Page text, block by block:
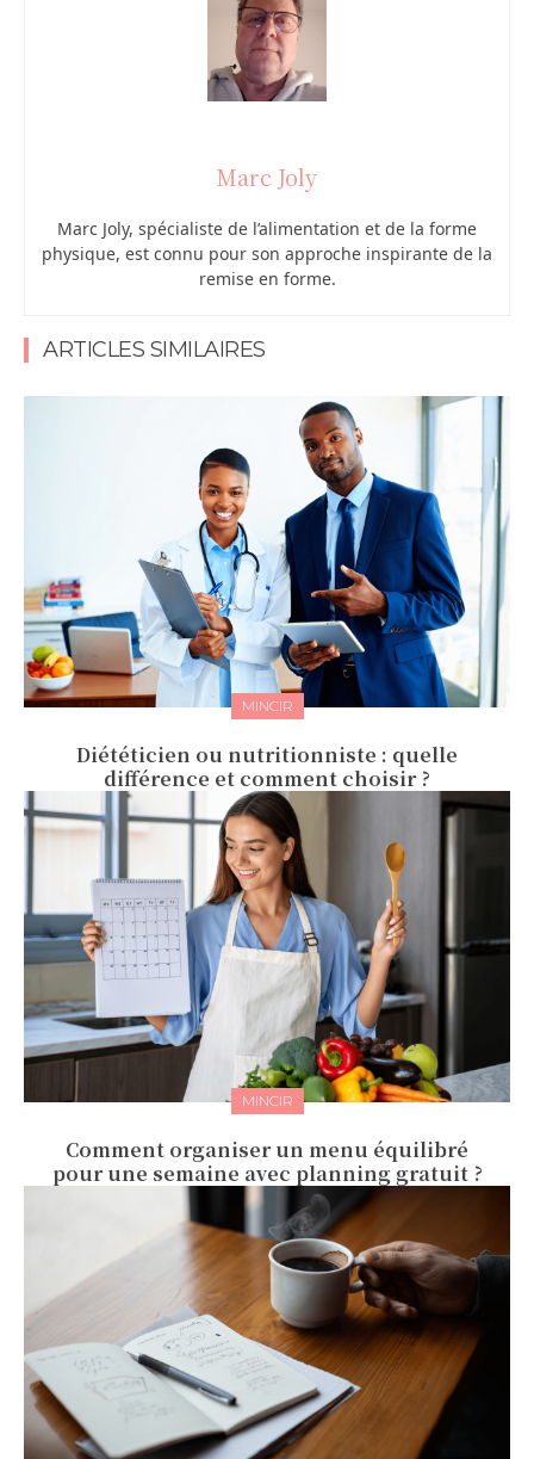
Marc Joly
Marc Joly, spécialiste de l’alimentation et de la forme
physique, est connu pour son approche inspirante de la
remise en forme.
ARTICLES SIMILAIRES
MINCIR
Diététicien ou nutritionniste : quelle
différence et comment choisir ?
MINCIR
Comment organiser un menu équilibré
pour une semaine avec planning gratuit ?